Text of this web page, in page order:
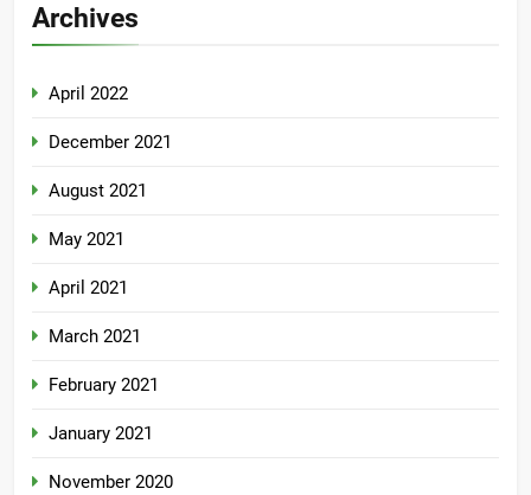
Archives
April 2022
December 2021
August 2021
May 2021
April 2021
March 2021
February 2021
January 2021
November 2020